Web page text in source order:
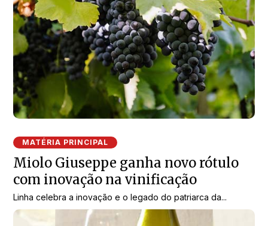
MATÉRIA PRINCIPAL
Miolo Giuseppe ganha novo rótulo
com inovação na vinificação
Linha celebra a inovação e o legado do patriarca da...